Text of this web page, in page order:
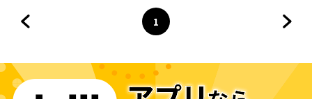
ページ
1
へ